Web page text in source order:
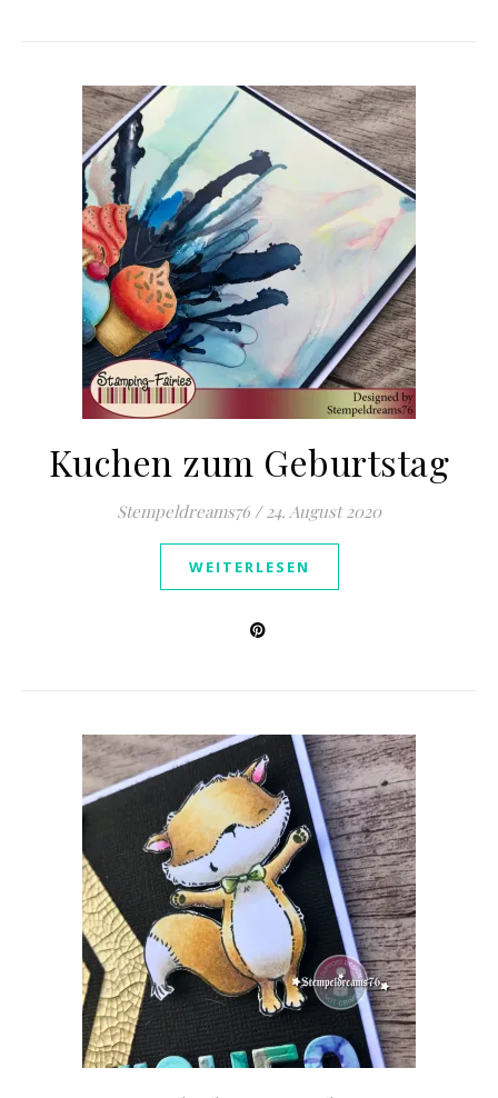
Kuchen zum Geburtstag
Stempeldreams76 / 24. August 2020
WEITERLESEN